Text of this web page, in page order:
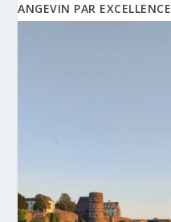
ANGEVIN PAR EXCELLENCE